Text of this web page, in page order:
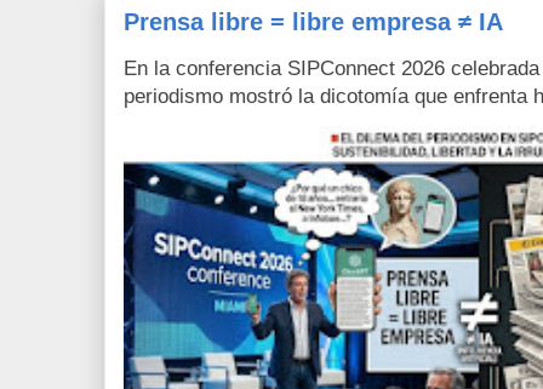
Prensa libre = libre empresa ≠ IA
En la conferencia SIPConnect 2026
periodismo mostró la dicotomía que enfrenta